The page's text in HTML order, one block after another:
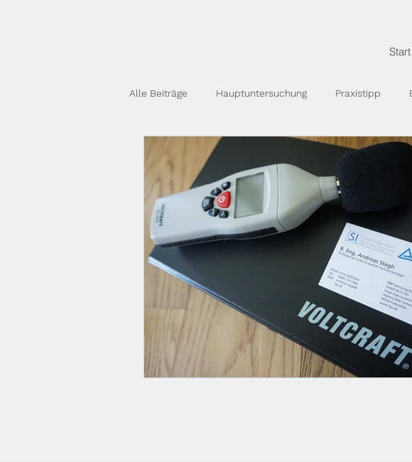
Start
Alle Beiträge Hauptuntersuchung Praxistipp